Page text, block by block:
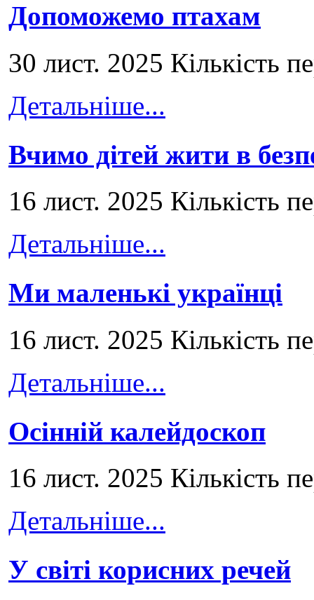
Допоможемо птахам
30 лист. 2025 Кількість
Детальніше...
Вчимо дітей жити в
16 лист. 2025 Кількість
Детальніше...
Ми маленькі українці
16 лист. 2025 Кількість
Детальніше...
Осінній калейдоскоп
16 лист. 2025 Кількість
Детальніше...
У світі корисних речей